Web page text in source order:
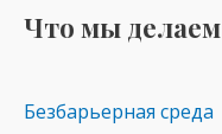
Что мы делаем
Безбарьерная среда